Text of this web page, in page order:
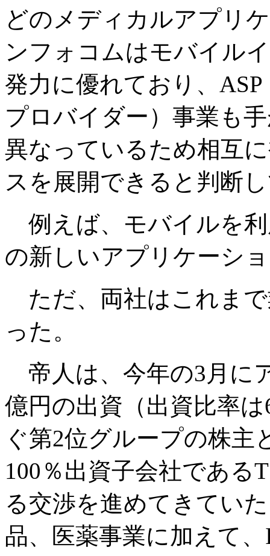
どのメディカルアプリ
ンフォコムはモバイル
発力に優れており、
プロバイダー）事業も
異なっているため相互
スを展開できると判断
例えば、モバイルを
の新しいアプリケーシ
ただ、両社はこれま
った。
帝人は、今年の3月に
億円の出資（出資比率
ぐ第2位グループの株
100％出資子会社である
る交渉を進めてきてい
品、医薬事業に加えて